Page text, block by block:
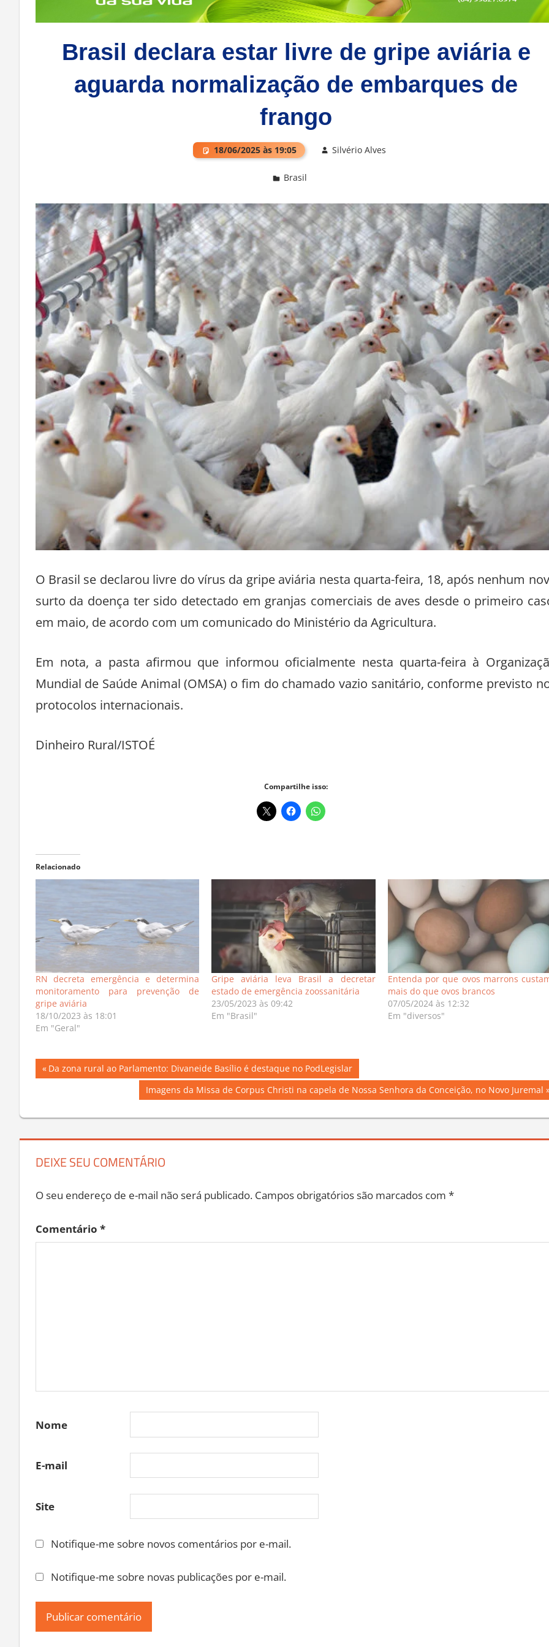
Brasil declara estar livre de gripe aviária e
aguarda normalização de embarques de
frango
18/06/2025 às 19:05 Silvério Alves
Brasil
O Brasil se declarou livre do vírus da gripe aviária nesta quarta-feira, 18, após nenhum
surto da doença ter sido detectado em granjas comerciais de aves desde o primeiro
em maio, de acordo com um comunicado do Ministério da Agricultura.
Em nota, a pasta afirmou que informou oficialmente nesta quarta-feira à
Mundial de Saúde Animal (OMSA) o fim do chamado vazio sanitário, conforme previsto
protocolos internacionais.
Dinheiro Rural/ISTOÉ
Compartilhe isso:
Relacionado
RN decreta emergência e determina
monitoramento para prevenção de
gripe aviária
18/10/2023 às 18:01
Em "Geral"
Gripe aviária leva Brasil a decretar
estado de emergência zoossanitária
23/05/2023 às 09:42
Em "Brasil"
Entenda por que ovos marrons
mais do que ovos brancos
07/05/2024 às 12:32
Em "diversos"
Navegação
Post
Previous
Post:
Da zona rural ao Parlamento: Divaneide Basílio é destaque no PodLegislar
Next
Imagens da Missa de Corpus Christi na capela de Nossa Senhora da Conceição, no Novo Juremal
DEIXE SEU COMENTÁRIO
O seu endereço de e-mail não será publicado. Campos obrigatórios são marcados com *
Comentário *
Nome
E-mail
Site
Notifique-me sobre novos comentários por e-mail.
Notifique-me sobre novas publicações por e-mail.